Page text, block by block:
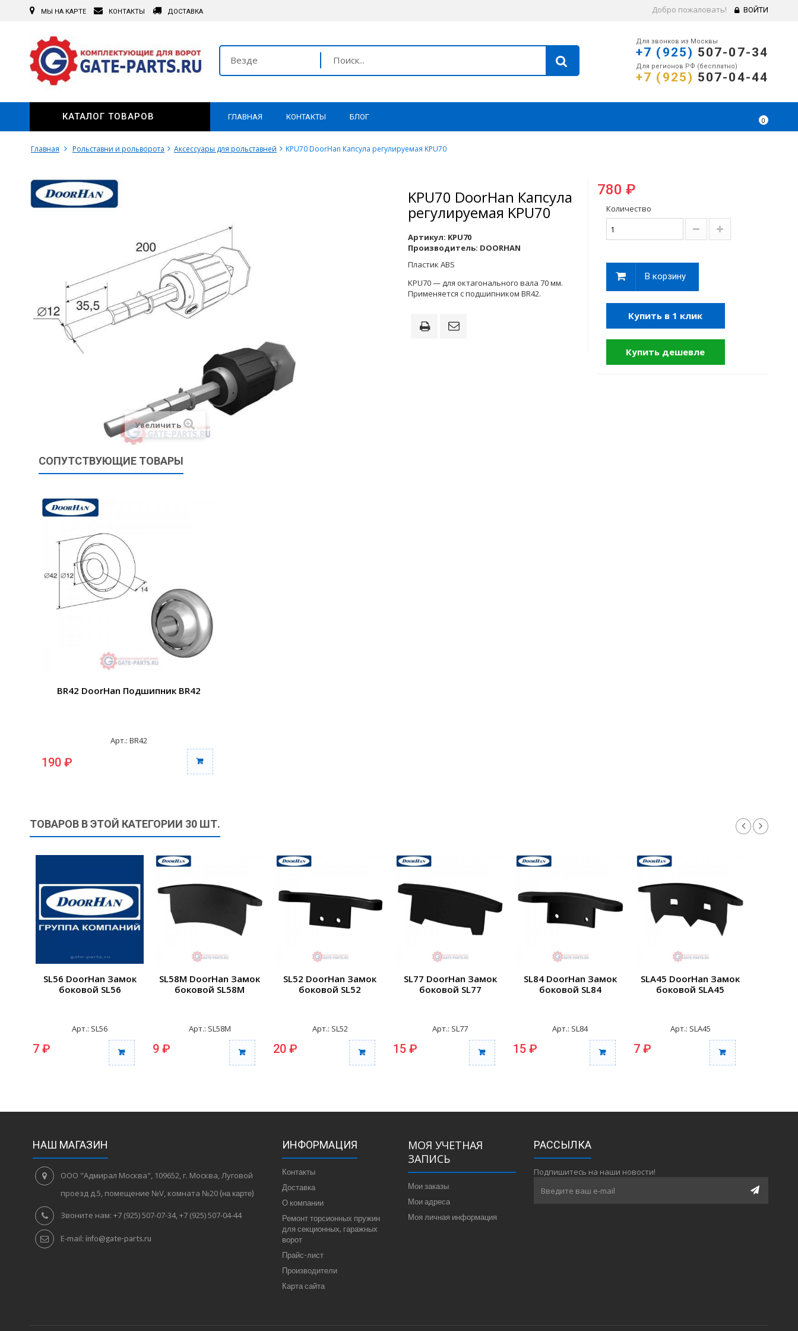
Добро пожаловать! ВОЙТИ
МЫ НА КАРТЕ КОНТАКТЫ ДОСТАВКА
Везде
Для звонков из Москвы
+7 (925) 507-07-34
Для регионов РФ (бесплатно)
+7 (925) 507-04-44
0
ГЛАВНАЯ КОНТАКТЫ БЛОГ
КАТАЛОГ ТОВАРОВ
Главная Рольставни и рольворота Аксессуары для рольставней KPU70 DoorHan Капсула регулируемая KPU70
Увеличить
KPU70 DoorHan Капсула
регулируемая KPU70
Артикул: KPU70
Производитель: DOORHAN
Пластик ABS
KPU70 — для октагонального вала 70 мм.
Применяется с подшипником BR42.
780 ₽
Количество
В корзину
Купить в 1 клик
Купить дешевле
СОПУТСТВУЮЩИЕ ТОВАРЫ
BR42 DoorHan Подшипник BR42
Арт.: BR42
190 ₽
ТОВАРОВ В ЭТОЙ КАТЕГОРИИ 30 ШТ.
SL56 DoorHan Замок
боковой SL56
Арт.: SL56
7 ₽
SL58M DoorHan Замок
боковой SL58M
Арт.: SL58M
9 ₽
SL52 DoorHan Замок
боковой SL52
Арт.: SL52
20 ₽
SL77 DoorHan Замок
боковой SL77
Арт.: SL77
15 ₽
SL84 DoorHan Замок
боковой SL84
Арт.: SL84
15 ₽
SLA45 DoorHan Замок
боковой SLA45
Арт.: SLA45
7 ₽
НАШ МАГАЗИН
ООО "Адмирал Москва", 109652, г. Москва, Луговой
проезд д.5, помещение №V, комната №20 (на карте)
Звоните нам: +7 (925) 507-07-34, +7 (925) 507-04-44
E-mail: info@gate-parts.ru
ИНФОРМАЦИЯ
Контакты
Доставка
О компании
Ремонт торсионных пружин
для секционных, гаражных
ворот
Прайс-лист
Производители
Карта сайта
МОЯ УЧЕТНАЯ
ЗАПИСЬ
Мои заказы
Мои адреса
Моя личная информация
РАССЫЛКА
Подпишитесь на наши новости!